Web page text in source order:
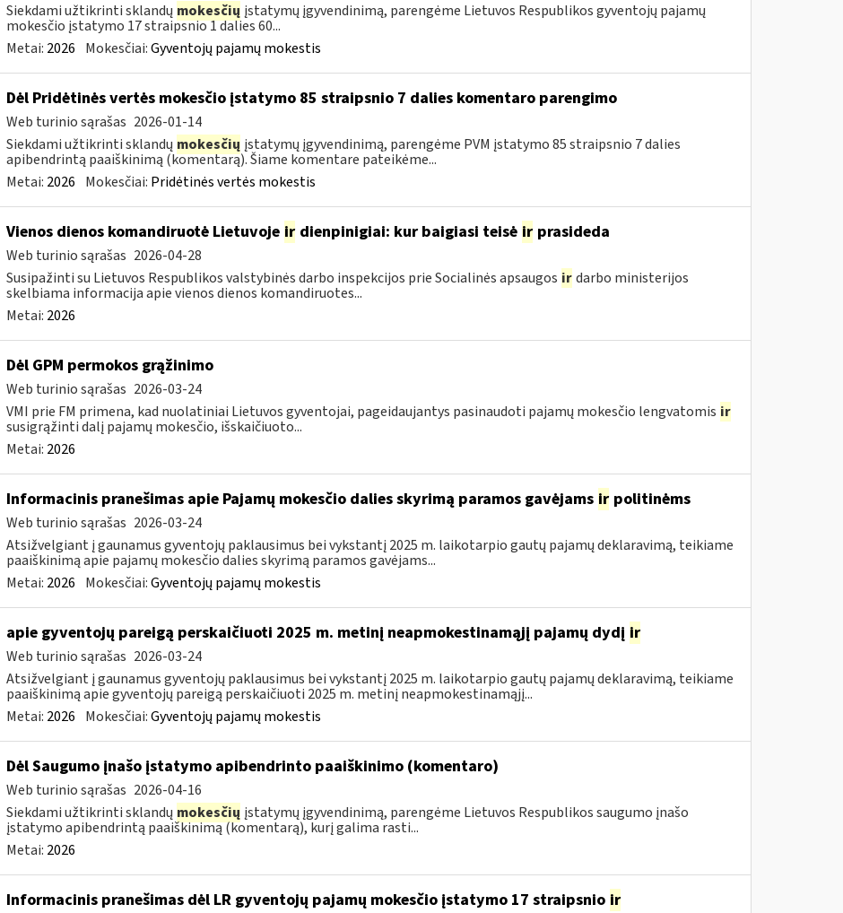
Siekdami užtikrinti sklandų mokesčių įstatymų įgyvendinimą, parengėme Lietuvos Respublikos gyventojų pajamų
mokesčio įstatymo 17 straipsnio 1 dalies 60...
Metai: 2026 Mokesčiai:Gyventojų pajamų mokestis
Dėl Pridėtinės vertės mokesčio įstatymo 85 straipsnio 7 dalies komentaro parengimo
Web turinio sąrašas 2026-01-14
Siekdami užtikrinti sklandų mokesčių įstatymų įgyvendinimą, parengėme PVM įstatymo 85 straipsnio 7 dalies
apibendrintą paaiškinimą (komentarą). Šiame komentare pateikėme...
Metai: 2026 Mokesčiai: Pridėtinės vertės mokestis
Vienos dienos komandiruotė Lietuvoje irdienpinigiai: kur baigiasi teisė irprasideda
Web turinio sąrašas 2026-04-28
Susipažinti su Lietuvos Respublikos valstybinės darbo inspekcijos prie Socialinės apsaugos ir darbo ministerijos
skelbiama informacija apie vienos dienos komandiruotes...
Metai: 2026
Dėl GPM permokos grąžinimo
Web turinio sąrašas 2026-03-24
VMI prie FM primena, kad nuolatiniai Lietuvos gyventojai, pageidaujantys pasinaudoti pajamų mokesčio lengvatomis ir
susigrąžinti dalį pajamų mokesčio, išskaičiuoto...
Metai: 2026
Informacinis pranešimas apie Pajamų mokesčio dalies skyrimą paramos gavėjams irpolitinėms
Web turinio sąrašas 2026-03-24
Atsižvelgiant į gaunamus gyventojų paklausimus bei vykstantį 2025 m. laikotarpio gautų pajamų deklaravimą, teikiame
paaiškinimą apie pajamų mokesčio dalies skyrimą paramos gavėjams...
Metai: 2026 Mokesčiai:Gyventojų pajamų mokestis
apie gyventojų pareigą perskaičiuoti 2025 m. metinį neapmokestinamąjį pajamų dydį ir
Web turinio sąrašas 2026-03-24
Atsižvelgiant į gaunamus gyventojų paklausimus bei vykstantį 2025 m. laikotarpio gautų pajamų deklaravimą, teikiame
paaiškinimą apie gyventojų pareigą perskaičiuoti 2025 m. metinį neapmokestinamąjį...
Metai: 2026 Mokesčiai:Gyventojų pajamų mokestis
Dėl Saugumo įnašo įstatymo apibendrinto paaiškinimo (komentaro)
Web turinio sąrašas 2026-04-16
Siekdami užtikrinti sklandų mokesčių įstatymų įgyvendinimą, parengėme Lietuvos Respublikos saugumo įnašo
įstatymo apibendrintą paaiškinimą (komentarą), kurį galima rasti...
Metai: 2026
Informacinis pranešimas dėl LR gyventojų pajamų mokesčio įstatymo 17 straipsnio ir